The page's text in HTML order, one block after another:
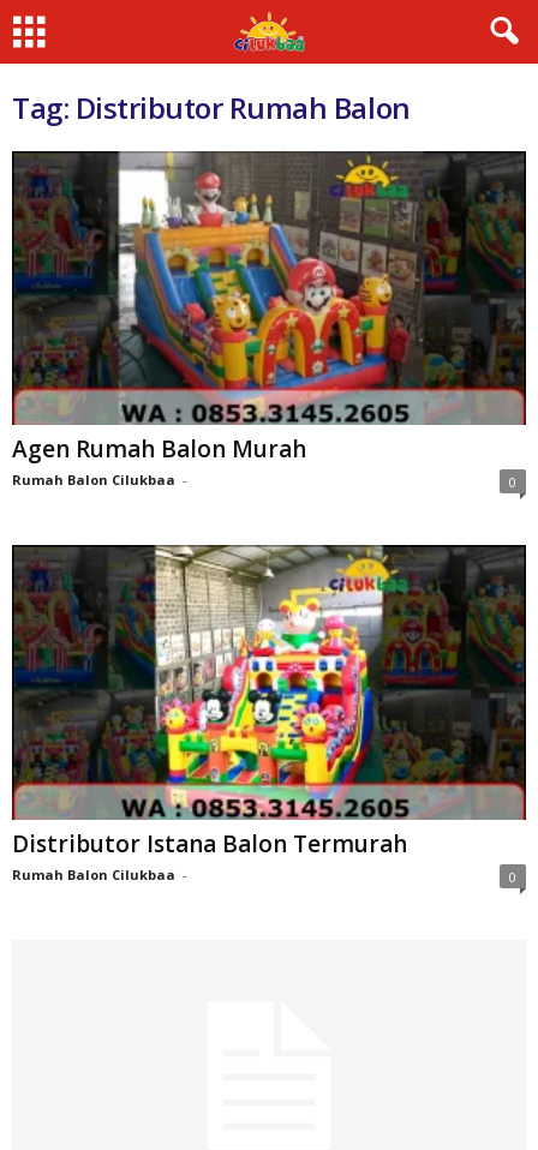
Tag: Distributor Rumah Balon
Agen Rumah Balon Murah
Rumah Balon Cilukbaa - 0
Distributor Istana Balon Termurah
Rumah Balon Cilukbaa - 0